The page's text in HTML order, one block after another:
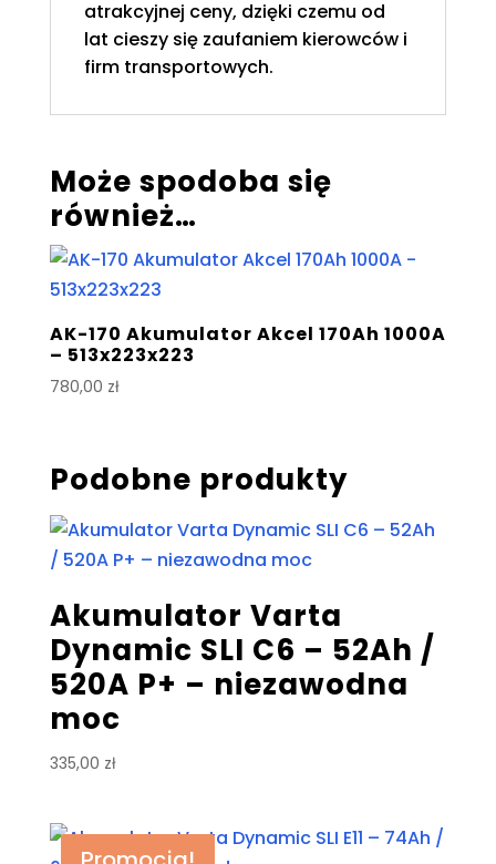
atrakcyjnej ceny, dzięki czemu od
lat cieszy się zaufaniem kierowców i
firm transportowych.
Może spodoba się
również…
AK-170 Akumulator Akcel 170Ah 1000A
– 513x223x223
780,00 zł
Podobne produkty
Akumulator Varta
Dynamic SLI C6 – 52Ah /
520A P+ – niezawodna
moc
335,00 zł